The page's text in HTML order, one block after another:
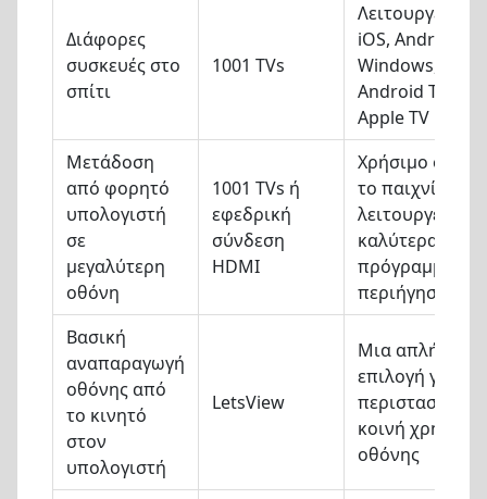
Διάφορες
συσκευές στο
σπίτι
1001 TVs
Λειτουργεί σε
iOS, Android,
Windows, Mac,
Android TV και
Apple TV
Μετάδοση
από φορητό
υπολογιστή
σε
μεγαλύτερη
οθόνη
1001 TVs ή
εφεδρική
σύνδεση
HDMI
Χρήσιμο όταν
το παιχνίδι
λειτουργεί
καλύτερα σε
πρόγραμμα
περιήγησης
Βασική
αναπαραγωγή
οθόνης από
το κινητό
στον
υπολογιστή
LetsView
Μια απλή
επιλογή για
περιστασιακή
κοινή χρήση
οθόνης